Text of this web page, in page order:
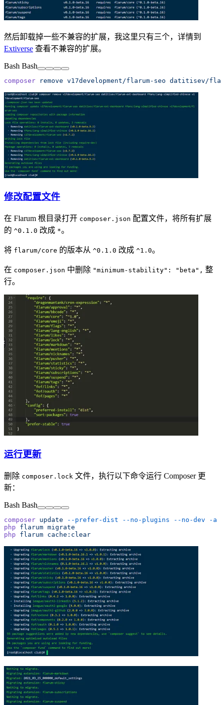
然后卸载掉一些不兼容的扩展，我这里只有三个，详情到
Extiverse 查看不兼容的扩展。
Bash Bash
composer remove v17development/flarum-seo datitisev/
修改配置文件
在 Flarum 根目录打开 composer.json 配置文件，将所有扩展
的 ^0.1.0 改成 *。
将 flarum/core 的版本从 ^0.1.0 改成 ^1.0。
在 composer.json 中删除 "minimum-stability": "beta", 整
行。
运行更新
删除 composer.lock 文件，执行以下命令运行 Composer 更
新：
Bash Bash
composer update --prefer-dist --no-plugins --no-dev -a
php flarum
php flarum